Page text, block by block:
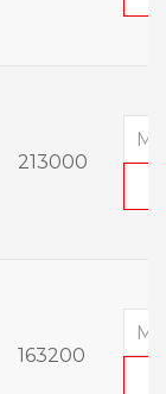
213000
163200